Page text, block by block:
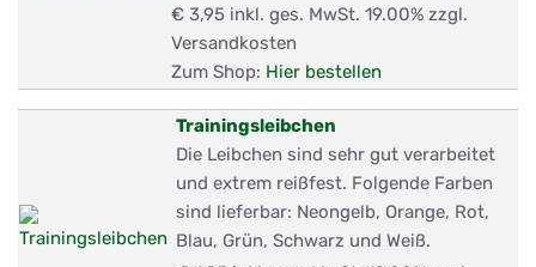
€ 3,95 inkl. ges. MwSt. 19.00% zzgl.
Versandkosten
Zum Shop: Hier bestellen
Trainingsleibchen
Die Leibchen sind sehr gut verarbeitet
und extrem reißfest. Folgende Farben
sind lieferbar: Neongelb, Orange, Rot,
Blau, Grün, Schwarz und Weiß.